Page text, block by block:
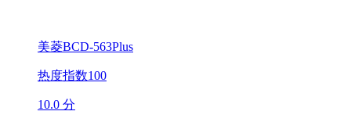
美菱BCD-563Plus
热度指数100
10.0 分